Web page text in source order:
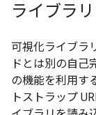
ライブラ
可視化ライブラ
ドとは別の自己
の機能を利用す
トストラップ